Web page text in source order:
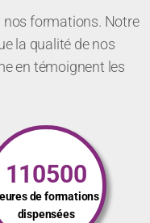
nos formations. Notre
la qualité de nos
en témoignent les
110500
de formations
dispensées